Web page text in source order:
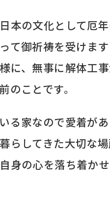
本の文化として厄
て御祈祷を受けます
に、無事に解体工
のことです。
る家なので愛着があ
らしてきた大切な場
身の心を落ち着か